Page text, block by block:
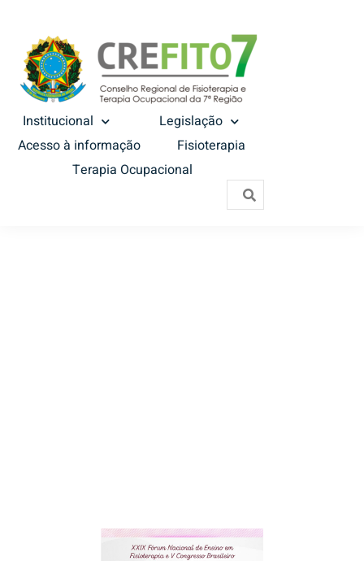
Institucional
Legislação
Acesso à informação
Fisioterapia
Terapia Ocupacional